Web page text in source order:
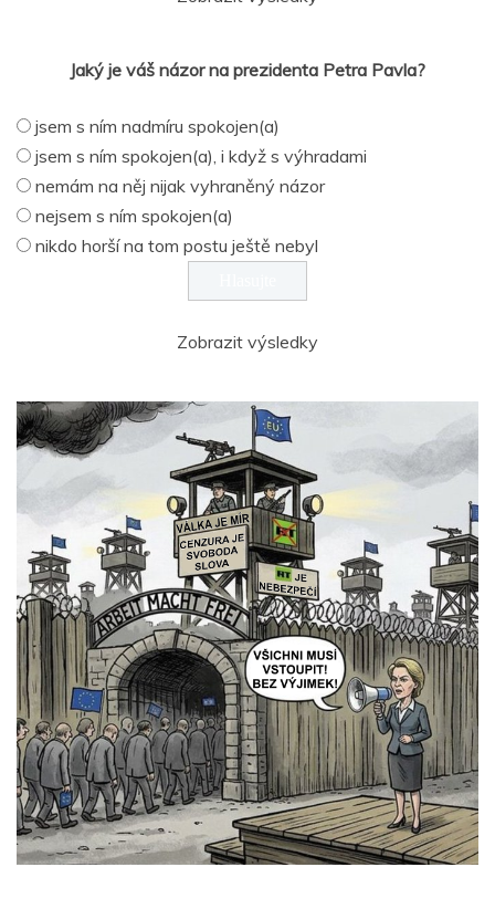
Jaký je váš názor na prezidenta Petra Pavla?
jsem s ním nadmíru spokojen(a)
jsem s ním spokojen(a), i když s výhradami
nemám na něj nijak vyhraněný názor
nejsem s ním spokojen(a)
nikdo horší na tom postu ještě nebyl
Zobrazit výsledky